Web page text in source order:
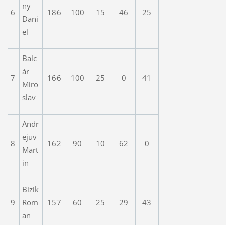
6
ny
Dani
el
186 100 15 46 25
7
Balc
ár
Miro
slav
166 100 25 0 41
8
Andr
ejuv
Mart
in
162 90 10 62 0
9
Bizik
Rom
an
157 60 25 29 43